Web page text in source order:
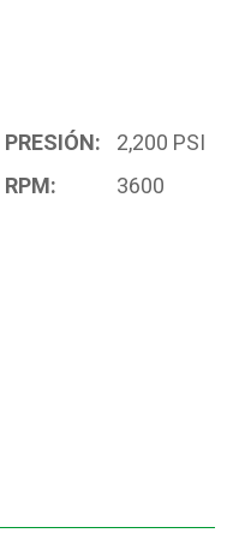
PRESIÓN:
2,200 PSI
RPM:
3600